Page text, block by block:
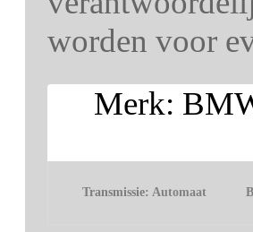
worden voor
Merk:
Transmissie:Automaat